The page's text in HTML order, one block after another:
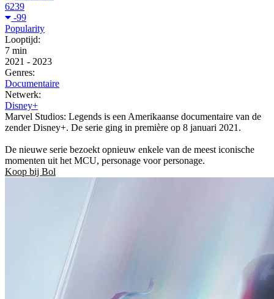
6239
-99
Popularity
Looptijd:
7 min
2021 - 2023
Genres:
Documentaire
Netwerk:
Disney+
Marvel Studios: Legends is een Amerikaanse documentaire van de
zender Disney+. De serie ging in première op 8 januari 2021.
De nieuwe serie bezoekt opnieuw enkele van de meest iconische
momenten uit het MCU, personage voor personage.
Koop bij Bol